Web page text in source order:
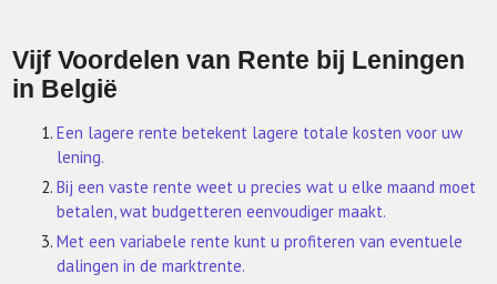
Vijf Voordelen van Rente bij Leningen
in België
Een lagere rente betekent lagere totale kosten voor uw
lening.
Bij een vaste rente weet u precies wat u elke maand moet
betalen, wat budgetteren eenvoudiger maakt.
Met een variabele rente kunt u profiteren van eventuele
dalingen in de marktrente.